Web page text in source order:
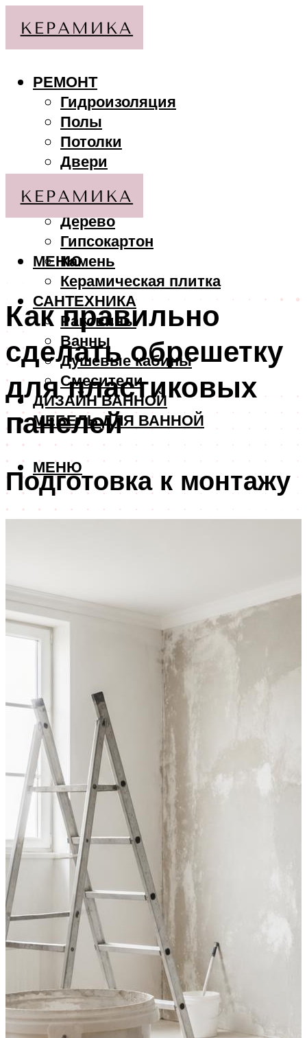
РЕМОНТ
Гидроизоляция
Полы
Потолки
Двери
МАТЕРИАЛЫ
Дерево
Гипсокартон
Камень
Керамическая плитка
САНТЕХНИКА
Раковины
Ванны
Душевые кабины
Смесители
ДИЗАЙН ВАННОЙ
МЕБЕЛЬ ДЛЯ ВАННОЙ
МЕНЮ
МЕНЮ
Как правильно
сделать обрешетку
для пластиковых
панелей
Подготовка к монтажу